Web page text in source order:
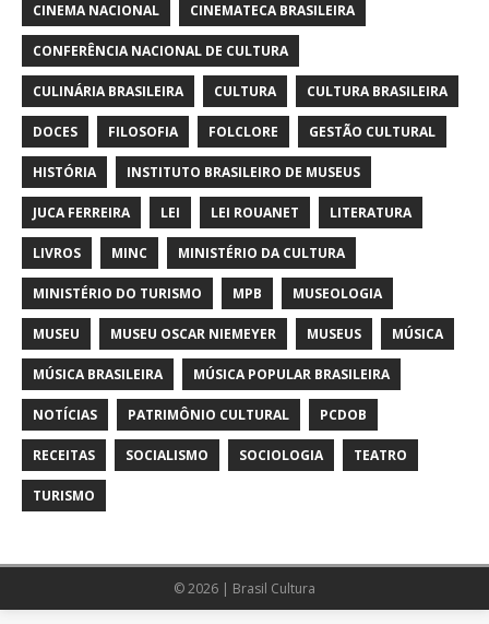
CINEMA NACIONAL CINEMATECA BRASILEIRA
CONFERÊNCIA NACIONAL DE CULTURA
CULINÁRIA BRASILEIRA CULTURA CULTURA BRASILEIRA
DOCES FILOSOFIA FOLCLORE GESTÃO CULTURAL
HISTÓRIA INSTITUTO BRASILEIRO DE MUSEUS
JUCA FERREIRA LEI LEI ROUANET LITERATURA
LIVROS MINC MINISTÉRIO DA CULTURA
MINISTÉRIO DO TURISMO MPB MUSEOLOGIA
MUSEU MUSEU OSCAR NIEMEYER MUSEUS MÚSICA
MÚSICA BRASILEIRA MÚSICA POPULAR BRASILEIRA
NOTÍCIAS PATRIMÔNIO CULTURAL PCDOB
RECEITAS SOCIALISMO SOCIOLOGIA TEATRO
TURISMO
© 2026 | Brasil Cultura